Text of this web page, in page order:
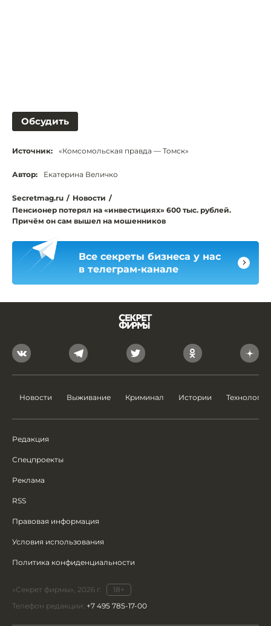
Обсудить
Источник: «Комсомольская правда — Томск»
Автор: Екатерина Величко
Secretmag.ru / Новости /
Пенсионер потерял на «инвестициях» 600 тыс. рублей.
Причём он сам вышел на мошенников
Все секреты бизнеса у нас
в телеграм-канале
Новости Выживание Криминал Истории Технологии
Редакция
Спецпроекты
Реклама
RSS
Правовая информация
Условия использования
Политика конфиденциальности
«Секрет фирмы», 2026 г.
18+
Телефон редакции: +7 495 785-17-00